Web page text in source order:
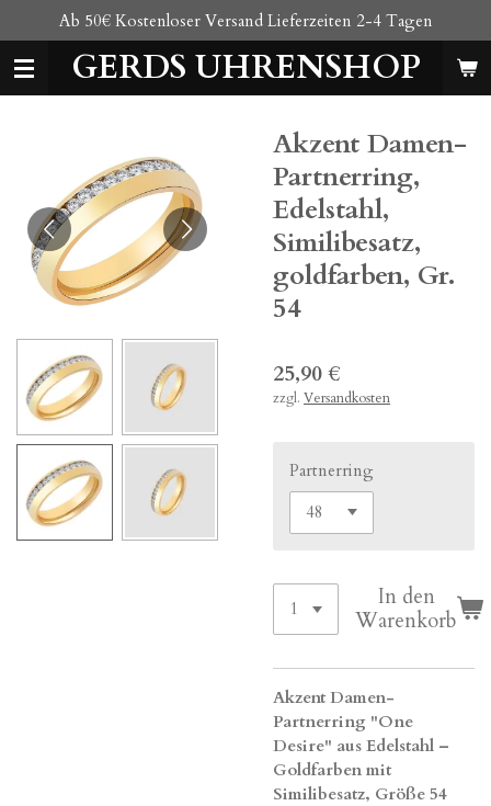
Hauptinhalt
springenGERDS UHRENSHOP
Ab 50€ Kostenloser Versand Lieferzeiten 2-4 Tagen
Akzent Damen-
Partnerring,
Edelstahl,
Similibesatz,
goldfarben, Gr.
54
25,90 €
zzgl. Versandkosten
Partnerring
In den
Warenkorb
Akzent Damen-
Partnerring "One
Desire" aus Edelstahl –
Goldfarben mit
Similibesatz, Größe 54